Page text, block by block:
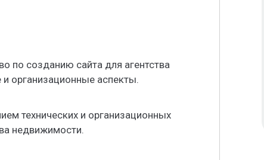
по созданию сайта для агентства
организационные аспекты.
технических и организационных
недвижимости.